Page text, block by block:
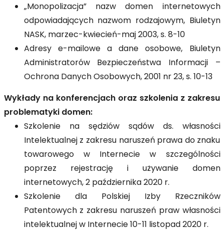
„Monopolizacja” nazw domen internetowych
odpowiadających nazwom rodzajowym, Biuletyn
NASK, marzec-kwiecień-maj 2003, s. 8-10
Adresy e-mailowe a dane osobowe, Biuletyn
Administratorów Bezpieczeństwa Informacji –
Ochrona Danych Osobowych, 2001 nr 23, s. 10-13
Wykłady na konferencjach oraz szkolenia z zakresu
problematyki domen:
Szkolenie na sędziów sądów ds. własności
Intelektualnej z zakresu naruszeń prawa do znaku
towarowego w Internecie w szczególności
poprzez rejestrację i używanie domen
internetowych, 2 października 2020 r.
Szkolenie dla Polskiej Izby Rzeczników
Patentowych z zakresu naruszeń praw własności
intelektualnej w Internecie 10-11 listopad 2020 r.